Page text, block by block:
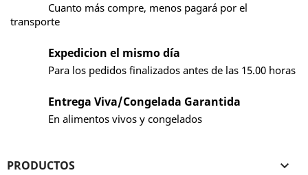
Cuanto más compre, menos pagará por el
transporte
Expedicion el mismo día
Para los pedidos finalizados antes de las 15.00 horas
Entrega Viva/Congelada Garantida
En alimentos vivos y congelados
PRODUCTOS 